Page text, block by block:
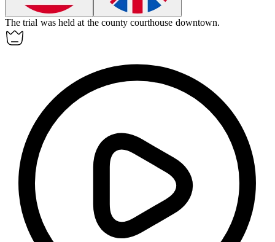
The trial was held at the county courthouse downtown.